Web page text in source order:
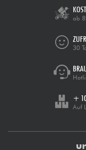
ab
30
+
Auf